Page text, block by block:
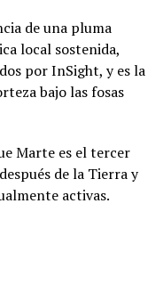
de una pluma
local sostenida,
por InSight, y es la
bajo las fosas
Marte es el tercer
de la Tierra y
activas.